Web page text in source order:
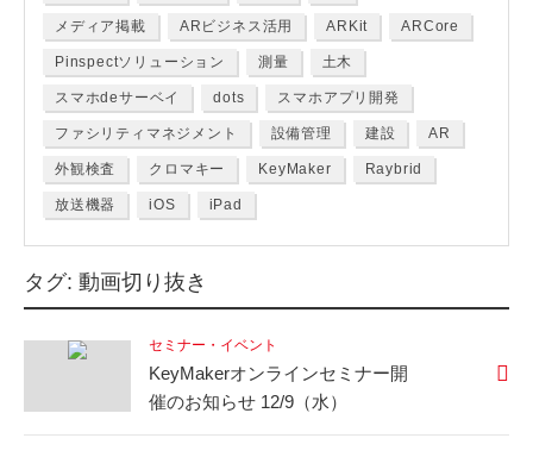
メディア掲載 ARビジネス活用 ARKit ARCore
Pinspectソリューション 測量 土木
スマホdeサーベイ dots スマホアプリ開発
ファシリティマネジメント 設備管理 建設 AR
外観検査 クロマキー KeyMaker Raybrid
放送機器 iOS iPad
タグ: 動画切り抜き
セミナー・イベント
KeyMakerオンラインセミナー開
催のお知らせ 12/9（水）